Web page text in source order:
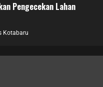
Pengecekan Lahan
Kotabaru